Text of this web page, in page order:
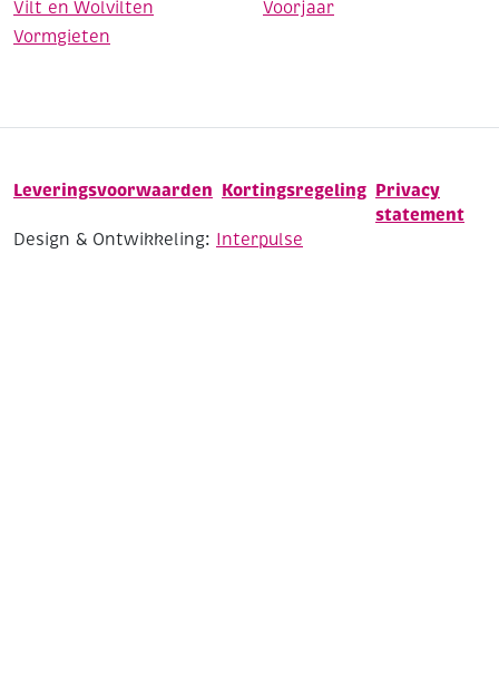
Vilt en Wolvilten
Voorjaar
Vormgieten
Leveringsvoorwaarden Kortingsregeling Privacy
statement
Design & Ontwikkeling: Interpulse